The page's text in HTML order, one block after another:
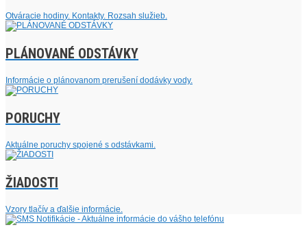
Otváracie hodiny. Kontakty. Rozsah služieb.
PLÁNOVANÉ ODSTÁVKY
Informácie o plánovanom prerušení dodávky vody.
PORUCHY
Aktuálne poruchy spojené s odstávkami.
ŽIADOSTI
Vzory tlačív a ďalšie informácie.